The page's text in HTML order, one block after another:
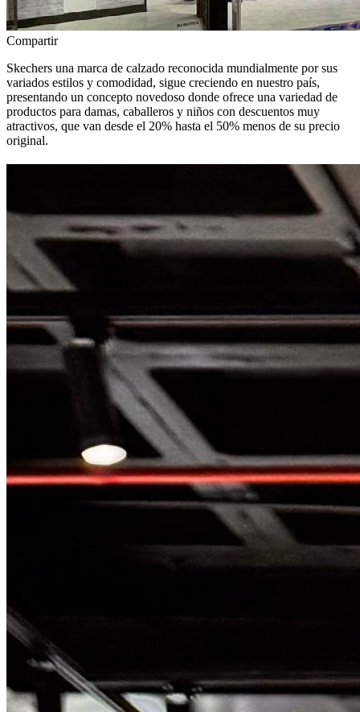
Compartir
Skechers una marca de calzado reconocida mundialmente por sus
variados estilos y comodidad, sigue creciendo en nuestro país,
presentando un concepto novedoso donde ofrece una variedad de
productos para damas, caballeros y niños con descuentos muy
atractivos, que van desde el 20% hasta el 50% menos de su precio
original.